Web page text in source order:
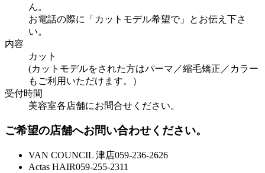
ん。
お電話の際に「カットモデル希望で」とお伝え下さ
い。
内容
カット
(カットモデルをされた方はパーマ／縮毛矯正／カラー
もご利用いただけます。）
受付時間
美容室各店舗にお問合せください。
ご希望の店舗へお問い合わせください。
VAN COUNCIL 津店059-236-2626
Actas HAIR059-255-2311